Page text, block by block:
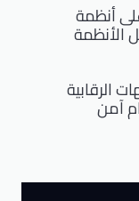
أنظمة
الرقابية
آمن